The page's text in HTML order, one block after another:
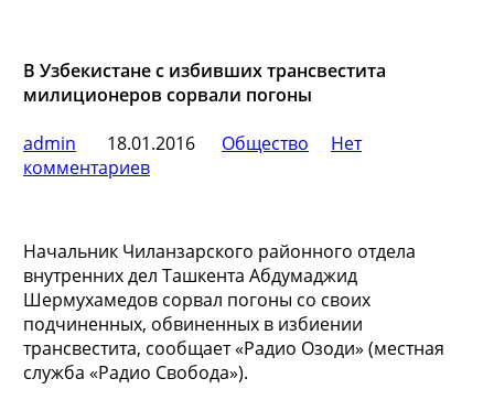
В Узбекистане с избивших трансвестита
милиционеров сорвали погоны
admin
18.01.2016 Общество
Нет
комментариев
Начальник Чиланзарского районного отдела
внутренних дел Ташкента Абдумаджид
Шермухамедов сорвал погоны со своих
подчиненных, обвиненных в избиении
трансвестита, сообщает «Радио Озоди» (местная
служба «Радио Свобода»).